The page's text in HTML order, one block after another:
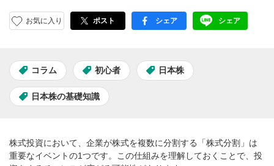
お気に入り ポスト facebook
シェア LINE
シェア
コラム 初心者 日本株
日本株の基礎知識
株式投資において、企業が株式を複数に分割する「株式分割」は
重要なイベントの1つです。この仕組みを理解しておくことで、投